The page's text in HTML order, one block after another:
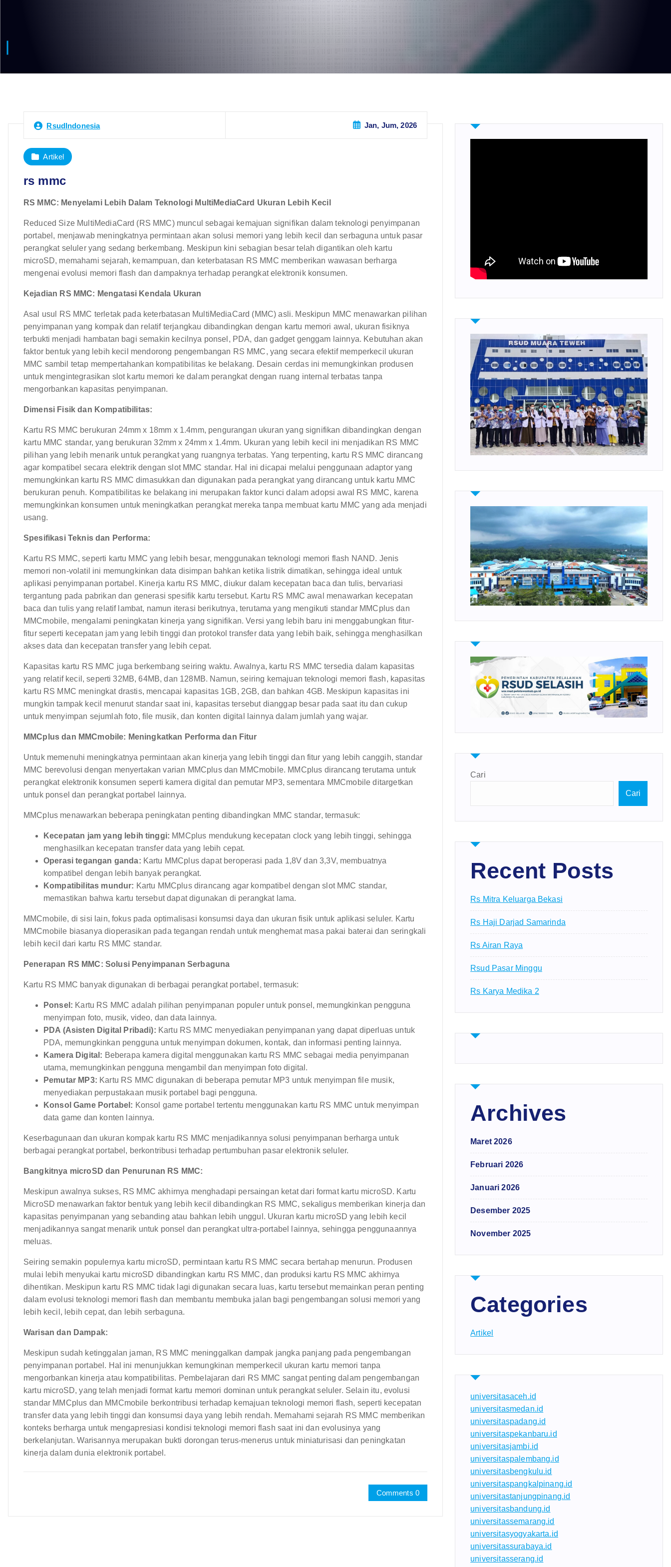
RsudIndonesia Jan, Jum, 2026
Artikel
rs mmc
RS MMC: Menyelami Lebih Dalam Teknologi MultiMediaCard Ukuran Lebih Kecil
Reduced Size MultiMediaCard (RS MMC) muncul sebagai kemajuan signifikan dalam teknologi penyimpanan
portabel, menjawab meningkatnya permintaan akan solusi memori yang lebih kecil dan serbaguna untuk pasar
perangkat seluler yang sedang berkembang. Meskipun kini sebagian besar telah digantikan oleh kartu
microSD, memahami sejarah, kemampuan, dan keterbatasan RS MMC memberikan wawasan berharga
mengenai evolusi memori flash dan dampaknya terhadap perangkat elektronik konsumen.
Kejadian RS MMC: Mengatasi Kendala Ukuran
Asal usul RS MMC terletak pada keterbatasan MultiMediaCard (MMC) asli. Meskipun MMC menawarkan pilihan
penyimpanan yang kompak dan relatif terjangkau dibandingkan dengan kartu memori awal, ukuran fisiknya
terbukti menjadi hambatan bagi semakin kecilnya ponsel, PDA, dan gadget genggam lainnya. Kebutuhan akan
faktor bentuk yang lebih kecil mendorong pengembangan RS MMC, yang secara efektif memperkecil ukuran
MMC sambil tetap mempertahankan kompatibilitas ke belakang. Desain cerdas ini memungkinkan produsen
untuk mengintegrasikan slot kartu memori ke dalam perangkat dengan ruang internal terbatas tanpa
mengorbankan kapasitas penyimpanan.
Dimensi Fisik dan Kompatibilitas:
Kartu RS MMC berukuran 24mm x 18mm x 1.4mm, pengurangan ukuran yang signifikan dibandingkan dengan
kartu MMC standar, yang berukuran 32mm x 24mm x 1.4mm. Ukuran yang lebih kecil ini menjadikan RS MMC
pilihan yang lebih menarik untuk perangkat yang ruangnya terbatas. Yang terpenting, kartu RS MMC dirancang
agar kompatibel secara elektrik dengan slot MMC standar. Hal ini dicapai melalui penggunaan adaptor yang
memungkinkan kartu RS MMC dimasukkan dan digunakan pada perangkat yang dirancang untuk kartu MMC
berukuran penuh. Kompatibilitas ke belakang ini merupakan faktor kunci dalam adopsi awal RS MMC, karena
memungkinkan konsumen untuk meningkatkan perangkat mereka tanpa membuat kartu MMC yang ada menjadi
usang.
Spesifikasi Teknis dan Performa:
Kartu RS MMC, seperti kartu MMC yang lebih besar, menggunakan teknologi memori flash NAND. Jenis
memori non-volatil ini memungkinkan data disimpan bahkan ketika listrik dimatikan, sehingga ideal untuk
aplikasi penyimpanan portabel. Kinerja kartu RS MMC, diukur dalam kecepatan baca dan tulis, bervariasi
tergantung pada pabrikan dan generasi spesifik kartu tersebut. Kartu RS MMC awal menawarkan kecepatan
baca dan tulis yang relatif lambat, namun iterasi berikutnya, terutama yang mengikuti standar MMCplus dan
MMCmobile, mengalami peningkatan kinerja yang signifikan. Versi yang lebih baru ini menggabungkan fitur-
fitur seperti kecepatan jam yang lebih tinggi dan protokol transfer data yang lebih baik, sehingga menghasilkan
akses data dan kecepatan transfer yang lebih cepat.
Kapasitas kartu RS MMC juga berkembang seiring waktu. Awalnya, kartu RS MMC tersedia dalam kapasitas
yang relatif kecil, seperti 32MB, 64MB, dan 128MB. Namun, seiring kemajuan teknologi memori flash, kapasitas
kartu RS MMC meningkat drastis, mencapai kapasitas 1GB, 2GB, dan bahkan 4GB. Meskipun kapasitas ini
mungkin tampak kecil menurut standar saat ini, kapasitas tersebut dianggap besar pada saat itu dan cukup
untuk menyimpan sejumlah foto, file musik, dan konten digital lainnya dalam jumlah yang wajar.
MMCplus dan MMCmobile: Meningkatkan Performa dan Fitur
Untuk memenuhi meningkatnya permintaan akan kinerja yang lebih tinggi dan fitur yang lebih canggih, standar
MMC berevolusi dengan menyertakan varian MMCplus dan MMCmobile. MMCplus dirancang terutama untuk
perangkat elektronik konsumen seperti kamera digital dan pemutar MP3, sementara MMCmobile ditargetkan
untuk ponsel dan perangkat portabel lainnya.
MMCplus menawarkan beberapa peningkatan penting dibandingkan MMC standar, termasuk:
Kecepatan jam yang lebih tinggi: MMCplus mendukung kecepatan clock yang lebih tinggi, sehingga
menghasilkan kecepatan transfer data yang lebih cepat.
Operasi tegangan ganda: Kartu MMCplus dapat beroperasi pada 1,8V dan 3,3V, membuatnya
kompatibel dengan lebih banyak perangkat.
Kompatibilitas mundur: Kartu MMCplus dirancang agar kompatibel dengan slot MMC standar,
memastikan bahwa kartu tersebut dapat digunakan di perangkat lama.
MMCmobile, di sisi lain, fokus pada optimalisasi konsumsi daya dan ukuran fisik untuk aplikasi seluler. Kartu
MMCmobile biasanya dioperasikan pada tegangan rendah untuk menghemat masa pakai baterai dan seringkali
lebih kecil dari kartu RS MMC standar.
Penerapan RS MMC: Solusi Penyimpanan Serbaguna
Kartu RS MMC banyak digunakan di berbagai perangkat portabel, termasuk:
Ponsel: Kartu RS MMC adalah pilihan penyimpanan populer untuk ponsel, memungkinkan pengguna
menyimpan foto, musik, video, dan data lainnya.
PDA (Asisten Digital Pribadi): Kartu RS MMC menyediakan penyimpanan yang dapat diperluas untuk
PDA, memungkinkan pengguna untuk menyimpan dokumen, kontak, dan informasi penting lainnya.
Kamera Digital: Beberapa kamera digital menggunakan kartu RS MMC sebagai media penyimpanan
utama, memungkinkan pengguna mengambil dan menyimpan foto digital.
Pemutar MP3: Kartu RS MMC digunakan di beberapa pemutar MP3 untuk menyimpan file musik,
menyediakan perpustakaan musik portabel bagi pengguna.
Konsol Game Portabel: Konsol game portabel tertentu menggunakan kartu RS MMC untuk menyimpan
data game dan konten lainnya.
Keserbagunaan dan ukuran kompak kartu RS MMC menjadikannya solusi penyimpanan berharga untuk
berbagai perangkat portabel, berkontribusi terhadap pertumbuhan pasar elektronik seluler.
Bangkitnya microSD dan Penurunan RS MMC:
Meskipun awalnya sukses, RS MMC akhirnya menghadapi persaingan ketat dari format kartu microSD. Kartu
MicroSD menawarkan faktor bentuk yang lebih kecil dibandingkan RS MMC, sekaligus memberikan kinerja dan
kapasitas penyimpanan yang sebanding atau bahkan lebih unggul. Ukuran kartu microSD yang lebih kecil
menjadikannya sangat menarik untuk ponsel dan perangkat ultra-portabel lainnya, sehingga penggunaannya
meluas.
Seiring semakin populernya kartu microSD, permintaan kartu RS MMC secara bertahap menurun. Produsen
mulai lebih menyukai kartu microSD dibandingkan kartu RS MMC, dan produksi kartu RS MMC akhirnya
dihentikan. Meskipun kartu RS MMC tidak lagi digunakan secara luas, kartu tersebut memainkan peran penting
dalam evolusi teknologi memori flash dan membantu membuka jalan bagi pengembangan solusi memori yang
lebih kecil, lebih cepat, dan lebih serbaguna.
Warisan dan Dampak:
Meskipun sudah ketinggalan jaman, RS MMC meninggalkan dampak jangka panjang pada pengembangan
penyimpanan portabel. Hal ini menunjukkan kemungkinan memperkecil ukuran kartu memori tanpa
mengorbankan kinerja atau kompatibilitas. Pembelajaran dari RS MMC sangat penting dalam pengembangan
kartu microSD, yang telah menjadi format kartu memori dominan untuk perangkat seluler. Selain itu, evolusi
standar MMCplus dan MMCmobile berkontribusi terhadap kemajuan teknologi memori flash, seperti kecepatan
transfer data yang lebih tinggi dan konsumsi daya yang lebih rendah. Memahami sejarah RS MMC memberikan
konteks berharga untuk mengapresiasi kondisi teknologi memori flash saat ini dan evolusinya yang
berkelanjutan. Warisannya merupakan bukti dorongan terus-menerus untuk miniaturisasi dan peningkatan
kinerja dalam dunia elektronik portabel.
Comments 0
Cari
Cari
Recent Posts
Rs Mitra Keluarga Bekasi
Rs Haji Darjad Samarinda
Rs Airan Raya
Rsud Pasar Minggu
Rs Karya Medika 2
Archives
Maret 2026
Februari 2026
Januari 2026
Desember 2025
November 2025
Categories
Artikel
universitasaceh.id
universitasmedan.id
universitaspadang.id
universitaspekanbaru.id
universitasjambi.id
universitaspalembang.id
universitasbengkulu.id
universitaspangkalpinang.id
universitastanjungpinang.id
universitasbandung.id
universitassemarang.id
universitasyogyakarta.id
universitassurabaya.id
universitasserang.id